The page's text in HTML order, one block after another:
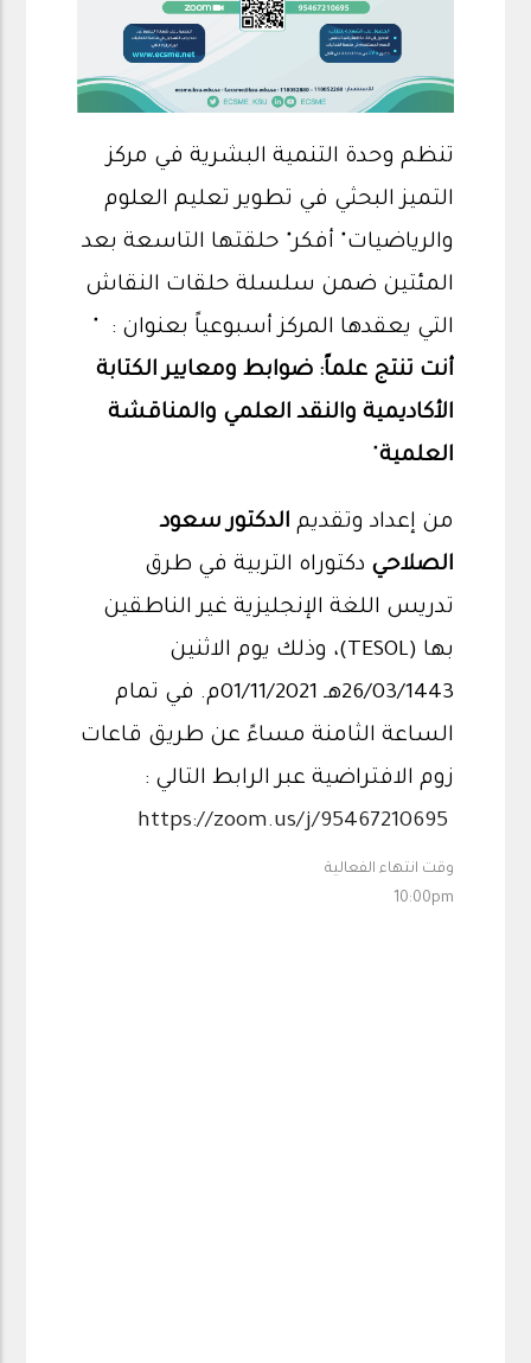
تنظم وحدة التنمية البشرية في مركز
التميز البحثي في تطوير تعليم العلوم
والرياضيات" أفكر" حلقتها التاسعة بعد
المئتين ضمن سلسلة حلقات النقاش
التي يعقدها المركز أسبوعياً بعنوان : "
أنت تنتج علماً: ضوابط ومعايير الكتابة
الأكاديمية والنقد العلمي والمناقشة
العلمية"
من إعداد وتقديم الدكتور سعود
الصلاحي دكتوراه التربية في طرق
تدريس اللغة الإنجليزية غير الناطقين
بها (TESOL)، وذلك يوم الاثنين
26/03/1443هـ 01/11/2021م. في تمام
الساعة الثامنة مساءً عن طريق قاعات
زوم الافتراضية عبر الرابط التالي :
https://zoom.us/j/95467210695
وقت انتهاء الفعالية
10:00pm